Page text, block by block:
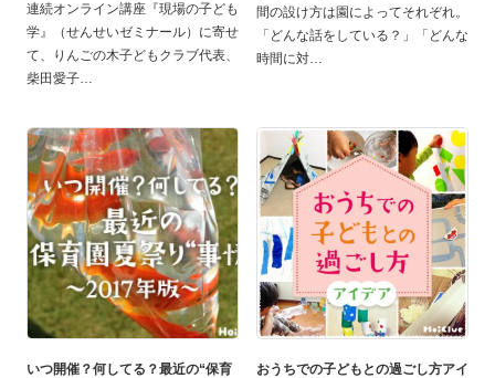
連続オンライン講座『現場の子ども
学』（せんせいゼミナール）に寄せ
て、りんごの木子どもクラブ代表、
柴田愛子
間の設け方は園によってそれぞれ。
「どんな話をしている？」「どんな
時間に対
いつ開催？何してる？最近の“保育
おうちでの子どもとの過ごし方アイ